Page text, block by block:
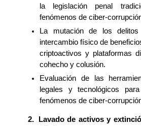
la legislación penal
fenómenos de ciber-
La mutación de los
intercambio físico de
criptoactivos y plataformas
cohecho y colusión.
Evaluación de las
legales y tecnológicos
fenómenos de ciber-
Lavado de activos y